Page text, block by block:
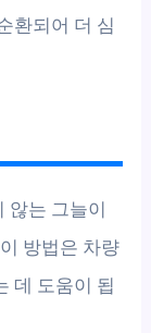
환되어 더 심
않는 그늘이
방법은 차량
데 도움이 됩